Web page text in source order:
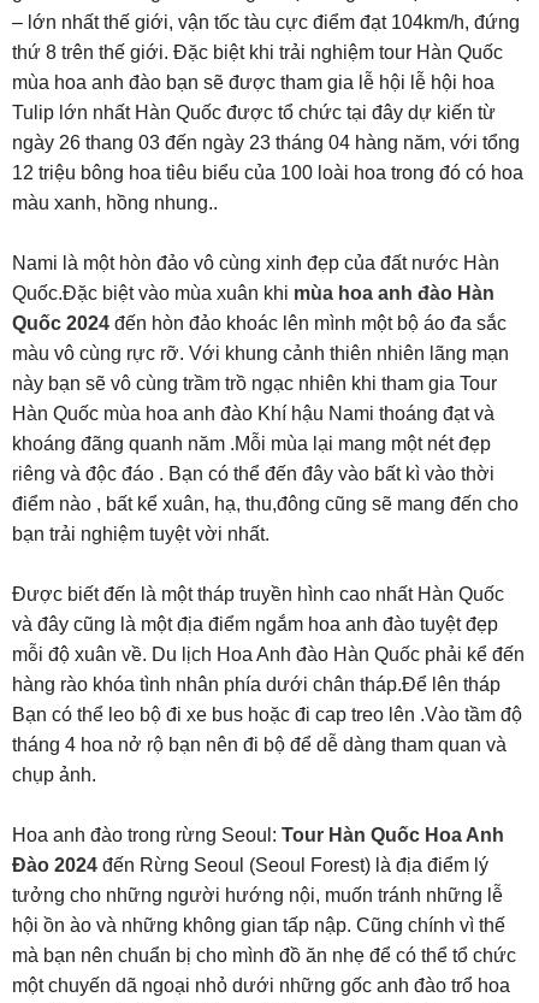
– lớn nhất thế giới, vận tốc tàu cực điểm đạt 104km/h, đứng
thứ 8 trên thế giới. Đặc biệt khi trải nghiệm tour Hàn Quốc
mùa hoa anh đào bạn sẽ được tham gia lễ hội lễ hội hoa
Tulip lớn nhất Hàn Quốc được tổ chức tại đây dự kiến từ
ngày 26 thang 03 đến ngày 23 tháng 04 hàng năm, với tổng
12 triệu bông hoa tiêu biểu của 100 loài hoa trong đó có hoa
màu xanh, hồng nhung..
Nami là một hòn đảo vô cùng xinh đẹp của đất nước Hàn
Quốc.Đặc biệt vào mùa xuân khi mùa hoa anh đào Hàn
Quốc 2024 đến hòn đảo khoác lên mình một bộ áo đa sắc
màu vô cùng rực rỡ. Với khung cảnh thiên nhiên lãng mạn
này bạn sẽ vô cùng trầm trồ ngạc nhiên khi tham gia Tour
Hàn Quốc mùa hoa anh đào Khí hậu Nami thoáng đạt và
khoáng đãng quanh năm .Mỗi mùa lại mang một nét đẹp
riêng và độc đáo . Bạn có thể đến đây vào bất kì vào thời
điểm nào , bất kể xuân, hạ, thu,đông cũng sẽ mang đến cho
bạn trải nghiệm tuyệt vời nhất.
Được biết đến là một tháp truyền hình cao nhất Hàn Quốc
và đây cũng là một địa điểm ngắm hoa anh đào tuyệt đẹp
mỗi độ xuân về. Du lịch Hoa Anh đào Hàn Quốc phải kể đến
hàng rào khóa tình nhân phía dưới chân tháp.Để lên tháp
Bạn có thể leo bộ đi xe bus hoặc đi cap treo lên .Vào tầm độ
tháng 4 hoa nở rộ bạn nên đi bộ để dễ dàng tham quan và
chụp ảnh.
Hoa anh đào trong rừng Seoul: Tour Hàn Quốc Hoa Anh
Đào 2024 đến Rừng Seoul (Seoul Forest) là địa điểm lý
tưởng cho những người hướng nội, muốn tránh những lễ
hội ồn ào và những không gian tấp nập. Cũng chính vì thế
mà bạn nên chuẩn bị cho mình đồ ăn nhẹ để có thể tổ chức
một chuyến dã ngoại nhỏ dưới những gốc anh đào trổ hoa